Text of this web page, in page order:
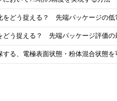
をどう捉える？ 先端パッケージの低
どう捉える？ 先端パッケージ評価の
する、電極表面状態・粉体混合状態